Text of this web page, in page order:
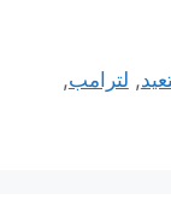
, لترامب,